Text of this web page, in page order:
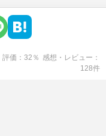
評価 32 ％ 感想・レビュー
128件